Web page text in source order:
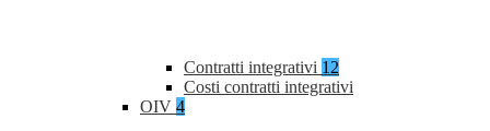
Contratti integrativi 12
Costi contratti integrativi
OIV 4